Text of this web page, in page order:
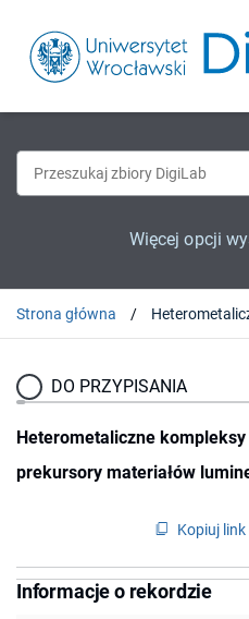
Więcej opcji
Strona główna
DO PRZYPISANIA
Heterometaliczne
prekursory materiałów
Kopiuj
Informacje o rekordzie